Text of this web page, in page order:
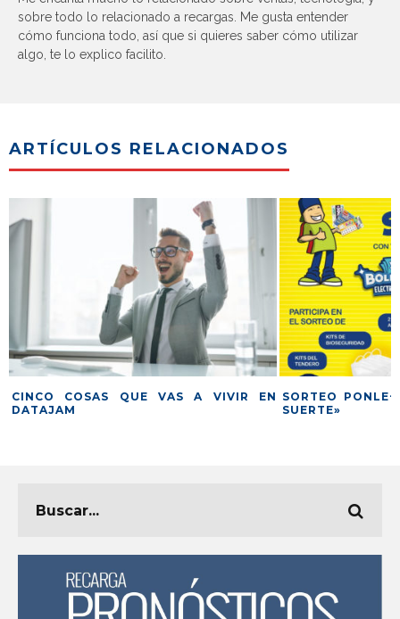
sobre todo lo relacionado a recargas. Me gusta entender
cómo funciona todo, así que si quieres saber cómo utilizar
algo, te lo explico facilito.
ARTÍCULOS RELACIONADOS
CINCO COSAS QUE VAS A VIVIR EN
DATAJAM
SORTEO
SUERTE»